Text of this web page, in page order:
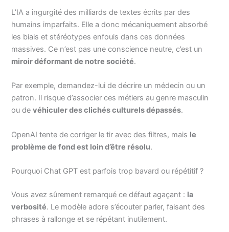
L’IA a ingurgité des milliards de textes écrits par des
humains imparfaits. Elle a donc mécaniquement absorbé
les biais et stéréotypes enfouis dans ces données
massives. Ce n’est pas une conscience neutre, c’est un
miroir déformant de notre société.
Par exemple, demandez-lui de décrire un médecin ou un
patron. Il risque d’associer ces métiers au genre masculin
ou devéhiculer des clichés culturels dépassés.
OpenAI tente de corriger le tir avec des filtres, mais le
problème de fond est loin d’être résolu.
Pourquoi Chat GPT est parfois trop bavard ou répétitif ?
Vous avez sûrement remarqué ce défaut agaçant : la
verbosité. Le modèle adore s’écouter parler, faisant des
phrases à rallonge et se répétant inutilement.